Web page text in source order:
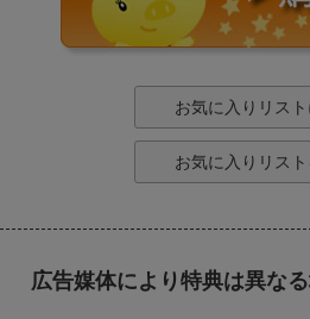
お気に入りリス
お気に入りリス
広告媒体により特典は異な